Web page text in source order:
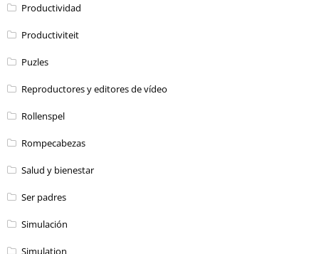
Productividad
Productiviteit
Puzles
Reproductores y editores de vídeo
Rollenspel
Rompecabezas
Salud y bienestar
Ser padres
Simulación
Simulation